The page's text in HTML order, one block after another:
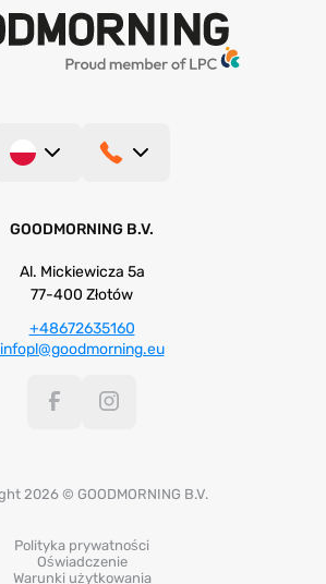
GOODMORNING B.V.
Al. Mickiewicza 5a
77-400 Złotów
+48672635160
infopl@goodmorning.eu
2026 © GOODMORNING B.V.
Polityka prywatności
Oświadczenie
Warunki użytkowania